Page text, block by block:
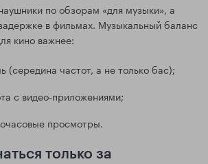
по обзорам «для музыки», а
в фильмах. Музыкальный баланс
кино важнее:
(середина частот, а не только бас);
с видео‑приложениями;
просмотры.
только за